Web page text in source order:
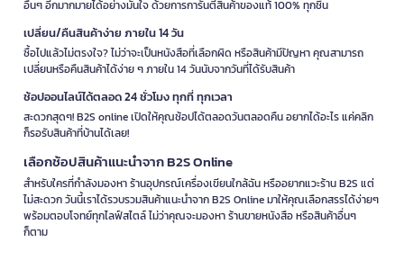
อื่นๆ อีกมากมายได้อย่างมั่นใจ ด้วยการการันตีสินค้าของแท้ 100% ทุกชิ้น
เปลี่ยน/คืนสินค้าง่าย ภายใน 14 วัน
ซื้อไปแล้วไม่ตรงใจ? ไม่ว่าจะเป็นหนังสือที่เลือกผิด หรือสินค้ามีปัญหา คุณสามารถ
เปลี่ยนหรือคืนสินค้าได้ง่าย ๆ ภายใน 14 วันนับจากวันที่ได้รับสินค้า
ช้อปออนไลน์ได้ตลอด 24 ชั่วโมง ทุกที่ ทุกเวลา
สะดวกสุดๆ! B2S online เปิดให้คุณช้อปได้ตลอดวันตลอดคืน อยากได้อะไร แค่คลิก
ก็รอรับสินค้าที่บ้านได้เลย!
เลือกช้อปสินค้าแนะนำจาก B2S Online
สำหรับใครที่กำลังมองหา ร้านอุปกรณ์เครื่องเขียนใกล้ฉัน หรืออยากแวะร้าน B2S แต่
ไม่สะดวก วันนี้เราได้รวบรวมสินค้าแนะนำจาก B2S Online มาให้คุณเลือกสรรได้ง่ายๆ
พร้อมตอบโจทย์ทุกไลฟ์สไตล์ ไม่ว่าคุณจะมองหา ร้านขายหนังสือ หรือสินค้าอื่นๆ
ก็ตาม